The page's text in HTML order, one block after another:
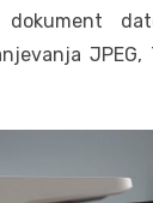
dokument
JPEG,